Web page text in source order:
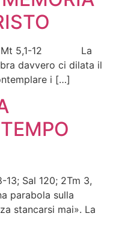
3; Mt 5,1-12 La
davvero ci dilata il
i […]
13; Sal 120; 2Tm 3,
parabola sulla
stancarsi mai». La